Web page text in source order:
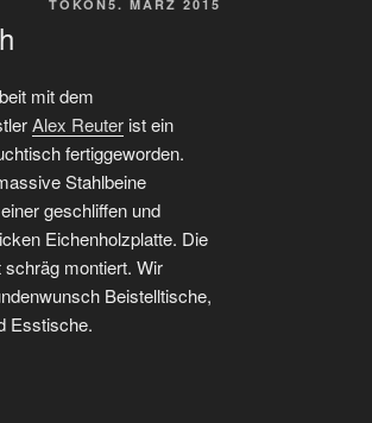
5. MÄRZ 2015
TOKON
mit dem
Alex Reuter ist ein
fertiggeworden.
Stahlbeine
geschliffen und
Eichenholzplatte. Die
schräg montiert. Wir
Beistelltische,
Esstische.